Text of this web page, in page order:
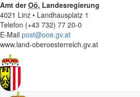
Amt derOö. Landesregierung
4021 Linz • Landhausplatz 1
Telefon (+43 732) 77 20-0
E-Mail post@ooe.gv.at
www.land-oberoesterreich.gv.at